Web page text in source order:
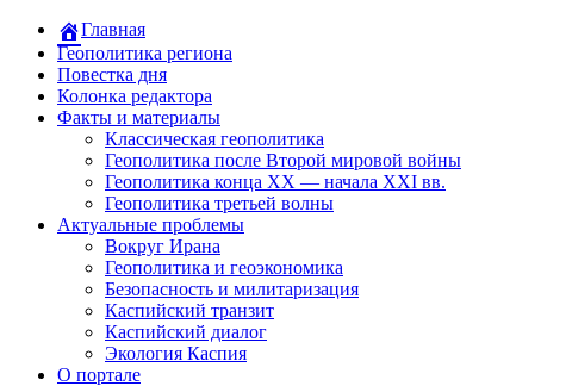
Главная
Геополитика региона
Повестка дня
Колонка редактора
Факты и материалы
Классическая геополитика
Геополитика после Второй мировой войны
Геополитика конца XX — начала XXI вв.
Геополитика третьей волны
Актуальные проблемы
Вокруг Ирана
Геополитика и геоэкономика
Безопасность и милитаризация
Каспийский транзит
Каспийский диалог
Экология Каспия
О портале